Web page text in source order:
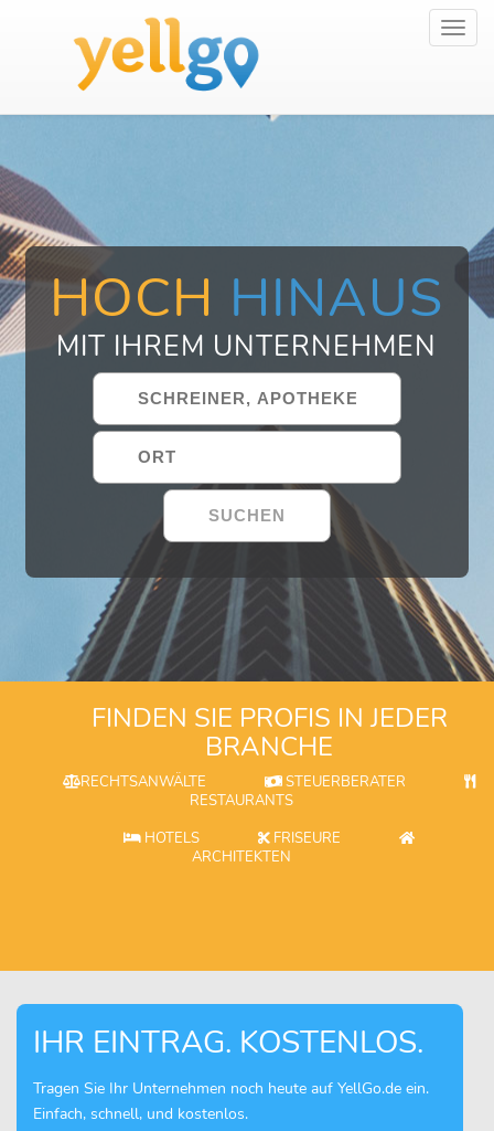
HOCH HINAUS
MIT IHREM UNTERNEHMEN
FINDEN SIE PROFIS IN JEDER
BRANCHE
RECHTSANWÄLTE
STEUERBERATER
RESTAURANTS
HOTELS
FRISEURE
ARCHITEKTEN
IHR EINTRAG. KOSTENLOS.
Tragen Sie Ihr Unternehmen noch heute auf YellGo.de ein.
Einfach, schnell, und kostenlos.